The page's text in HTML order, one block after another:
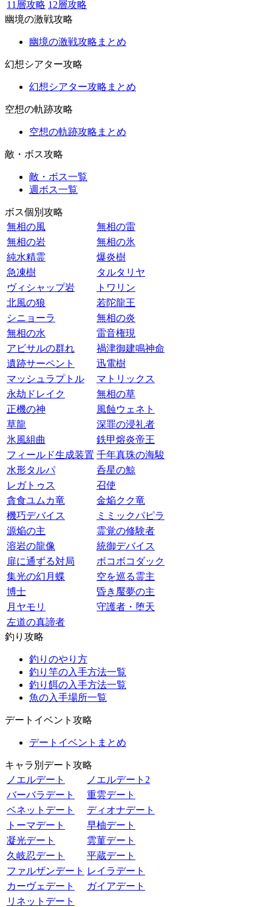
11層攻略 12層攻略
幽境の激戦攻略
幽境の激戦攻略まとめ
幻想シアター攻略
幻想シアター攻略まとめ
空想の軌跡攻略
空想の軌跡攻略まとめ
敵・ボス攻略
敵・ボス一覧
週ボス一覧
ボス個別攻略
無相の風
無相の雷
無相の岩
無相の氷
純水精霊
爆炎樹
急凍樹
タルタリヤ
ヴィシャップ岩
トワリン
北風の狼
若陀龍王
シニョーラ
無相の炎
無相の水
雷音権現
アビサルの群れ
禍津御建鳴神命
遺跡サーペント
迅電樹
マッシュラプトル
マトリックス
永劫ドレイク
無相の草
正機の神
風蝕ウェネト
草龍
深罪の浸礼者
氷風組曲
鉄甲熔炎帝王
フィールド生成装置 千年真珠の海駿
水形タルパ
呑星の鯨
レガトゥス
召使
貪食ユムカ竜
金焔クク竜
機巧デバイス
ミミックパピラ
源焔の主
霊覚の修験者
溶岩の龍像
統御デバイス
扉に通ずる対局
ボコボコダック
集光の幻月蝶
空を巡る霊主
博士
昏き魘夢の主
月ヤモリ
守護者・堕天
左道の真諦者
釣り攻略
釣りのやり方
釣り竿の入手方法一覧
釣り餌の入手方法一覧
魚の入手場所一覧
デートイベント攻略
デートイベントまとめ
キャラ別デート攻略
ノエルデート
ノエルデート2
バーバラデート
重雲デート
ベネットデート
ディオナデート
トーマデート
早柚デート
凝光デート
雲菫デート
久岐忍デート
平蔵デート
ファルザンデート レイラデート
カーヴェデート
ガイアデート
リネットデート